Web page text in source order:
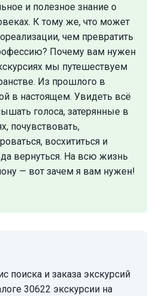
и полезное знание о
К тому же, что может
чем превратить
Почему вам нужен
мы путешествуем
Из прошлого в
в настоящем. Увидеть всё
голоса, затерянные в
почувствовать,
восхититься и
вернуться. На всю жизнь
— вот зачем я вам нужен!
поиска и заказа экскурсий
30622 экскурсии на